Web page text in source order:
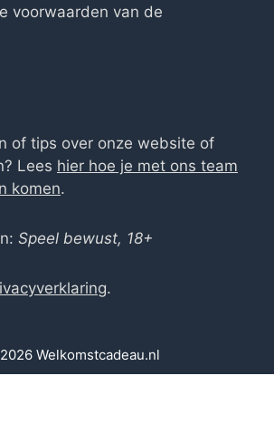
voorwaarden van de
of tips over onze website of
Lees hier hoe je met ons team
komen.
Speel bewust, 18+
.
Welkomstcadeau.nl